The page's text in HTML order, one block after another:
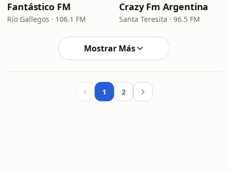
Fantástico FM
Río Gallegos · 106.1 FM
Crazy Fm Argentina
Santa Teresita · 96.5 FM
Mostrar Más
1 2